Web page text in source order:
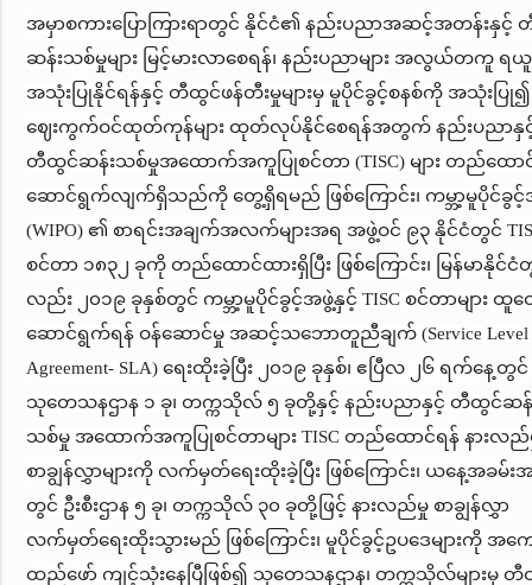
အမှာစကားပြောကြားရာတွင် နိုင်ငံ၏ နည်းပညာအဆင့်အတန်းနှင့်
ဆန်းသစ်မှုများ မြင့်မားလာစေရန်၊ နည်းပညာများ အလွယ်တကူ ရယူ
အသုံးပြုနိုင်ရန်နှင့် တီထွင်ဖန်တီးမှုများမှ မူပိုင်ခွင့်စနစ်ကို အသုံးပြု၍
ဈေးကွက်ဝင်ထုတ်ကုန်များ ထုတ်လုပ်နိုင်စေရန်အတွက် နည်းပညာနှ
တီထွင်ဆန်းသစ်မှုအထောက်အကူပြုစင်တာ (TISC) များ တည်ထော
ဆောင်ရွက်လျက်ရှိသည်ကို တွေ့ရှိရမည် ဖြစ်ကြောင်း၊ ကမ္ဘာ့မူပိုင်ခွ
(WIPO) ၏ စာရင်းအချက်အလက်များအရ အဖွဲ့ဝင် ၉၃ နိုင်ငံတွင်
စင်တာ ၁၈၃၂ ခုကို တည်ထောင်ထားရှိပြီး ဖြစ်ကြောင်း၊ မြန်မာနိုင်ငံ
လည်း ၂၀၁၉ ခုနှစ်တွင် ကမ္ဘာ့မူပိုင်ခွင့်အဖွဲ့နှင့် TISC စင်တာများ ထူ
ဆောင်ရွက်ရန် ဝန်ဆောင်မှု အဆင့်သဘောတူညီချက် (Service Level
Agreement- SLA) ရေးထိုးခဲ့ပြီး ၂၀၁၉ ခုနှစ်၊ ဧပြီလ ၂၆ ရက်နေ့တွင်
သုတေသနဌာန ၁ ခု၊ တက္ကသိုလ် ၅ ခုတို့နှင့် နည်းပညာနှင့် တီထွင်ဆန်
သစ်မှု အထောက်အကူပြုစင်တာများ TISC တည်ထောင်ရန် နားလ
စာချွန်လွှာများကို လက်မှတ်ရေးထိုးခဲ့ပြီး ဖြစ်ကြောင်း၊ ယနေ့အခမ်းအ
တွင် ဦးစီးဌာန ၅ ခု၊ တက္ကသိုလ် ၃၀ ခုတို့ဖြင့် နားလည်မှု စာချွန်လွှာ
လက်မှတ်ရေးထိုးသွားမည် ဖြစ်ကြောင်း၊ မူပိုင်ခွင့်ဥပဒေများကို အက
ထည်ဖော် ကျင့်သုံးနေပြီဖြစ်၍ သုတေသနဌာန၊ တက္ကသိုလ်များမှ